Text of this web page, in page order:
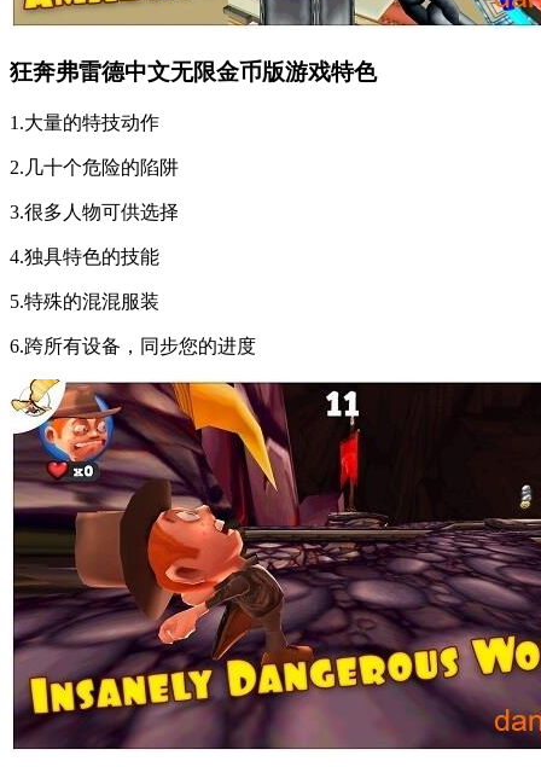
狂奔弗雷德中文无限金币版游戏特色
1.大量的特技动作
2.几十个危险的陷阱
3.很多人物可供选择
4.独具特色的技能
5.特殊的混混服装
6.跨所有设备，同步您的进度